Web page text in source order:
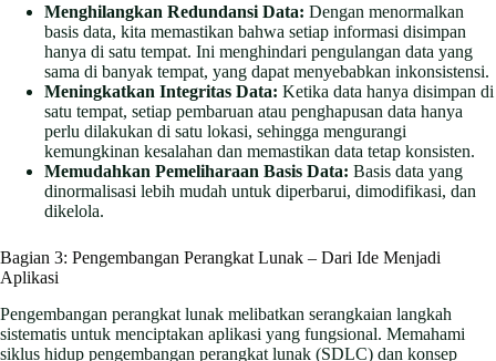
Menghilangkan Redundansi Data: Dengan menormalkan
basis data, kita memastikan bahwa setiap informasi disimpan
hanya di satu tempat. Ini menghindari pengulangan data yang
sama di banyak tempat, yang dapat menyebabkan inkonsistensi.
Meningkatkan Integritas Data: Ketika data hanya disimpan di
satu tempat, setiap pembaruan atau penghapusan data hanya
perlu dilakukan di satu lokasi, sehingga mengurangi
kemungkinan kesalahan dan memastikan data tetap konsisten.
Memudahkan Pemeliharaan Basis Data: Basis data yang
dinormalisasi lebih mudah untuk diperbarui, dimodifikasi, dan
dikelola.
Bagian 3: Pengembangan Perangkat Lunak – Dari Ide Menjadi
Aplikasi
Pengembangan perangkat lunak melibatkan serangkaian langkah
sistematis untuk menciptakan aplikasi yang fungsional. Memahami
siklus hidup pengembangan perangkat lunak (SDLC) dan konsep